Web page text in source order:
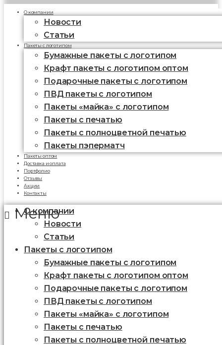
О компании
Новости
Статьи
Пакеты с логотипом
Бумажные пакеты с логотипом
Крафт пакеты с логотипом оптом
Подарочные пакеты с логотипом
ПВД пакеты с логотипом
Пакеты «майка» с логотипом
Пакеты c печатью
Пакеты с полноцветной печатью
Пакеты пэперматч
Пакеты оптом
Доставка и оплата
Портфолио
Отзывы
Акции
Контакты
Меню
О компании
Новости
Статьи
Пакеты с логотипом
Бумажные пакеты с логотипом
Крафт пакеты с логотипом оптом
Подарочные пакеты с логотипом
ПВД пакеты с логотипом
Пакеты «майка» с логотипом
Пакеты c печатью
Пакеты с полноцветной печатью